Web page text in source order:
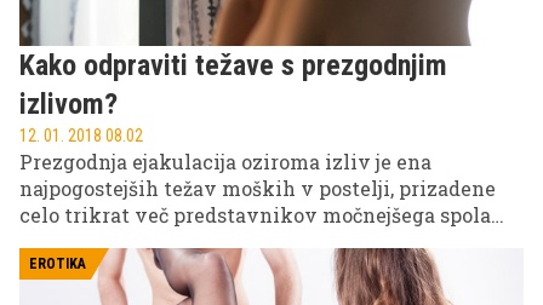
Kako odpraviti težave s prezgodnjim
izlivom?
12. 01. 2018 08.02
Prezgodnja ejakulacija oziroma izliv je ena
najpogostejših težav moških v postelji, prizadene
celo trikrat več predstavnikov močnejšega spola
ne glede na starost, a z malce potrpljenja in
pravilnim pristopom jo je mogoče uspešno
EROTIKA